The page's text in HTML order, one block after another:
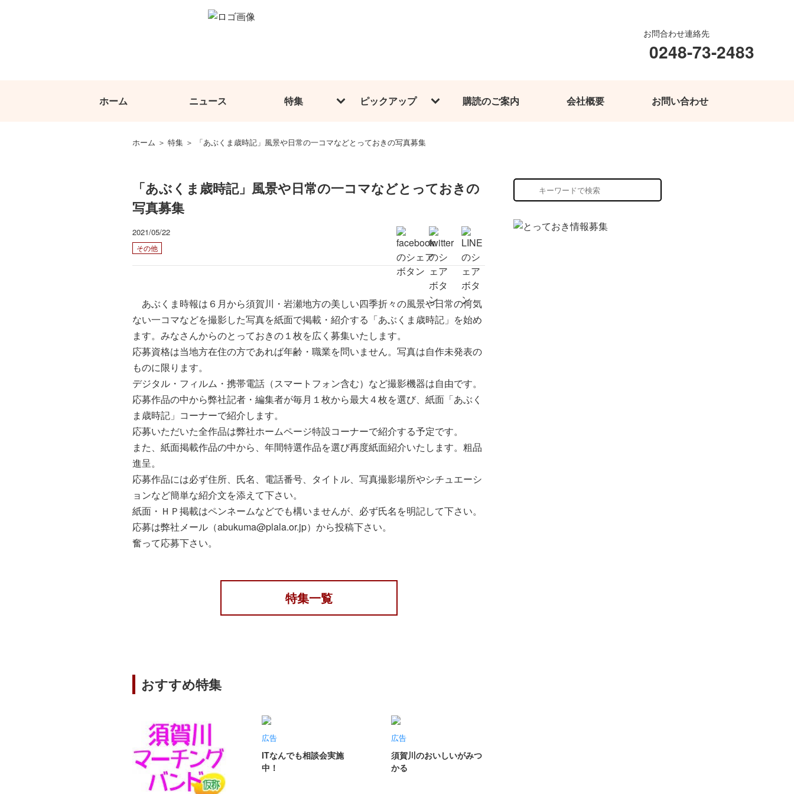
お問合わせ連絡先
0248-73-2483
ホーム ニュース 特集 ピックアップ 購読のご案内 会社概要 お問い合わせ
ホーム 特集 「あぶくま歳時記」風景や日常の一コマなどとっておきの写真募集
「あぶくま歳時記」風景や日常の一コマなどとっておきの
写真募集
2021/05/22
その他
あぶくま時報は６月から須賀川・岩瀬地方の美しい四季折々の風景や日常の何気
ない一コマなどを撮影した写真を紙面で掲載・紹介する「あぶくま歳時記」を始め
ます。みなさんからのとっておきの１枚を広く募集いたします。
応募資格は当地方在住の方であれば年齢・職業を問いません。写真は自作未発表の
ものに限ります。
デジタル・フィルム・携帯電話（スマートフォン含む）など撮影機器は自由です。
応募作品の中から弊社記者・編集者が毎月１枚から最大４枚を選び、紙面「あぶく
ま歳時記」コーナーで紹介します。
応募いただいた全作品は弊社ホームページ特設コーナーで紹介する予定です。
また、紙面掲載作品の中から、年間特選作品を選び再度紙面紹介いたします。粗品
進呈。
応募作品には必ず住所、氏名、電話番号、タイトル、写真撮影場所やシチュエーシ
ョンなど簡単な紹介文を添えて下さい。
紙面・ＨＰ掲載はペンネームなどでも構いませんが、必ず氏名を明記して下さい。
応募は弊社メール（abukuma@plala.or.jp）から投稿下さい。
奮って応募下さい。
特集一覧
おすすめ特集
広告
ITなんでも相談会実施
中！
広告
須賀川のおいしいがみつ
かる